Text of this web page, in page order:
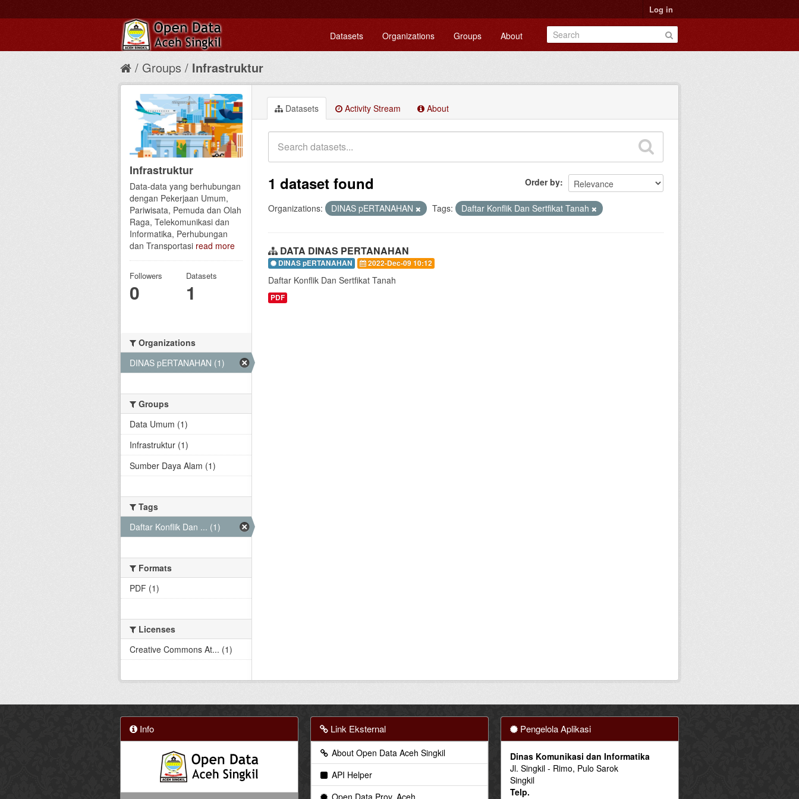
Log in
Datasets Organizations Groups About
Groups Infrastruktur
Datasets Activity Stream About
Order by
1 dataset found
Organizations: DINAS pERTANAHAN Tags: Daftar Konflik Dan Sertfikat Tanah
DATA DINAS PERTANAHAN
DINAS pERTANAHAN 2022-Dec-09 10:12
Daftar Konflik Dan Sertfikat Tanah
PDF
Infrastruktur
Data-data yang berhubungan
dengan Pekerjaan Umum,
Pariwisata, Pemuda dan Olah
Raga, Telekomunikasi dan
Informatika, Perhubungan
dan Transportasi read more
Followers
0
Datasets
1
Organizations
DINAS pERTANAHAN (1)
Groups
Data Umum (1)
Infrastruktur (1)
Sumber Daya Alam (1)
Tags
Daftar Konflik Dan ... (1)
Formats
PDF (1)
Licenses
Creative Commons At... (1)
Info Link Eksternal
About Open Data Aceh Singkil
API Helper
Open Data Prov. Aceh
Pengelola Aplikasi
Dinas Komunikasi dan Informatika
Jl. Singkil - Rimo, Pulo Sarok
Singkil
Telp.